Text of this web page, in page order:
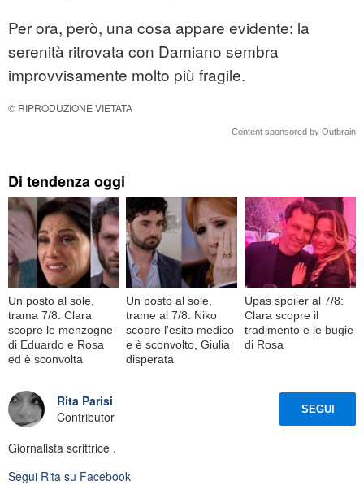
Per ora, però, una cosa appare evidente: la
serenità ritrovata con Damiano sembra
improvvisamente molto più fragile.
© RIPRODUZIONE VIETATA
Content sponsored by Outbrain
Di tendenza oggi
Un posto al sole,
trama 7/8: Clara
scopre le menzogne
di Eduardo e Rosa
ed è sconvolta
Un posto al sole,
trame al 7/8: Niko
scopre l'esito medico
e è sconvolto, Giulia
disperata
Upas spoiler al 7/8:
Clara scopre il
tradimento e le bugie
di Rosa
Rita Parisi
Contributor
SEGUI
Giornalista scrittrice .
Segui Rita su Facebook